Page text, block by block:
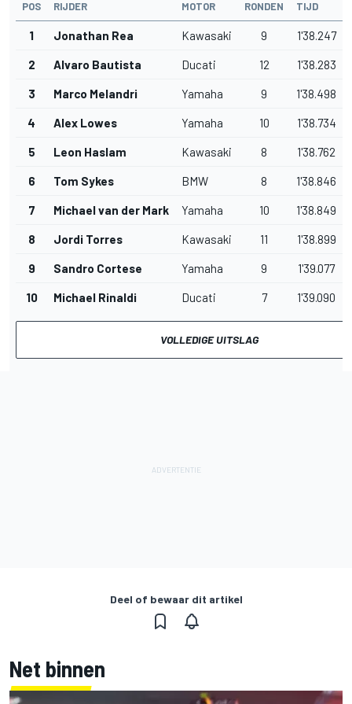
POS RIJDER MOTOR RONDEN TIJD
1 Jonathan Rea Kawasaki 9 1'38.247
2 Alvaro Bautista Ducati 12 1'38.283
3 Marco Melandri Yamaha 9 1'38.498
4 Alex Lowes Yamaha 10 1'38.734
5 Leon Haslam Kawasaki 8 1'38.762
6 Tom Sykes BMW 8 1'38.846
7 Michael van der Mark Yamaha 10 1'38.849
8 Jordi Torres Kawasaki 11 1'38.899
9 Sandro Cortese Yamaha 9 1'39.077
10 Michael Rinaldi Ducati 7 1'39.090
VOLLEDIGE UITSLAG
Deel of bewaar dit artikel
Net binnen